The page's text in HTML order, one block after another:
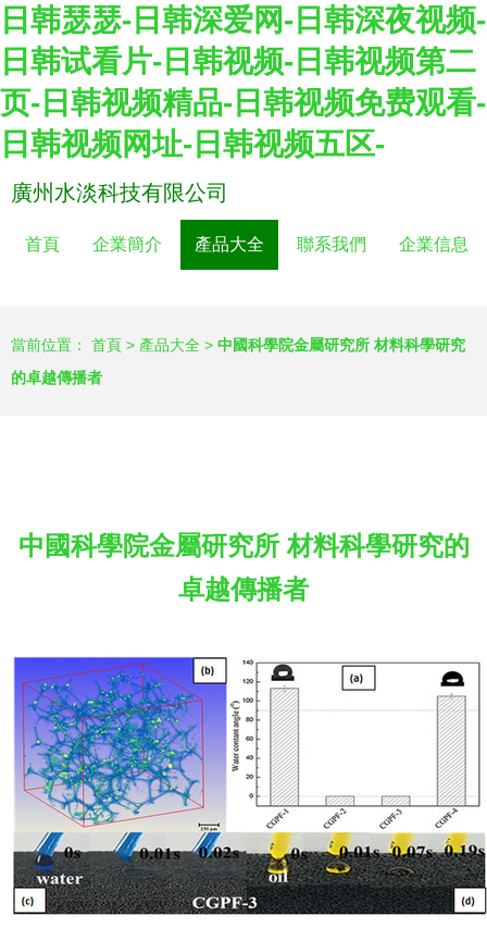
日韩瑟瑟-日韩深爱网-日韩深夜视频-
日韩试看片-日韩视频-日韩视频第二
页-日韩视频精品-日韩视频免费观看-
日韩视频网址-日韩视频五区-
廣州水淡科技有限公司
首頁 企業簡介 產品大全 聯系我們 企業信息
當前位置： 首頁 > 產品大全 > 中國科學院金屬研究所 材料科學研究
的卓越傳播者
中國科學院金屬研究所 材料科學研究的
卓越傳播者